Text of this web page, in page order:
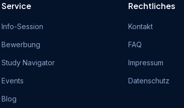
Service
Info-Session
Bewerbung
Study Navigator
Events
Blog
Rechtliches
Kontakt
FAQ
Impressum
Datenschutz